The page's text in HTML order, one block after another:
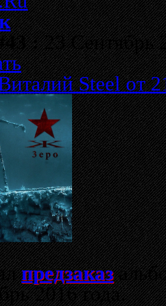
:23 Сентябрь
Steel от
предзаказ
2016 года.